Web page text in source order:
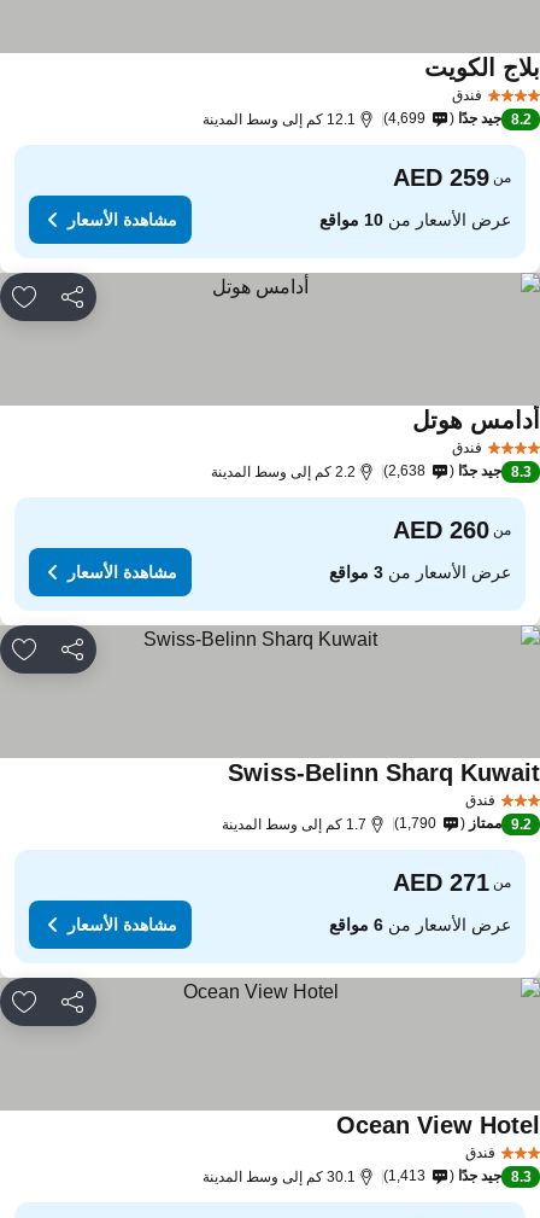
فندق
الكويت
8.2 جيد جدًا 4,699 12.1 كم إلى وسط المدينة
من
عرض الأسعار من10 مواقع مشاهدة الأسعار
مشاركة
فندق
هوتل
8.3 جيد جدًا 2,638 2.2 كم إلى وسط المدينة
من
عرض الأسعار من3 مواقع مشاهدة الأسعار
مشاركة
فندق
Swiss-Belinn Sharq
9.2 ممتاز 1,790 1.7 كم إلى وسط المدينة
من
عرض الأسعار من6 مواقع مشاهدة الأسعار
مشاركة
فندق
Ocean View
8.3 جيد جدًا 1,413 30.1 كم إلى وسط المدينة